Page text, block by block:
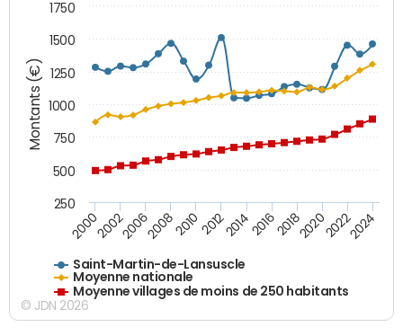
Montants (€)
Saint-Martin-de-Lansuscle
Moyenne nationale
Moyenne villages de moins de 250 habitants
200020022006200820102012201420162018202020222024
250
500
750
1000
1250
1500
1750
© JDN 2026